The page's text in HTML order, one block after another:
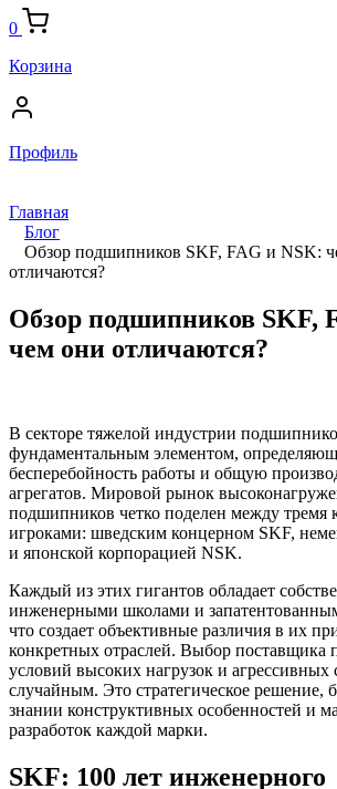
0
Корзина
Профиль
Главная
Блог
Обзор подшипников SKF, FAG и NSK:
отличаются?
Обзор подшипников SKF,
чем они отличаются?
В секторе тяжелой индустрии
фундаментальным элементом,
бесперебойность работы и общую
агрегатов. Мировой рынок
подшипников четко поделен между тремя
игроками: шведским концерном SKF,
и японской корпорацией NSK.
Каждый из этих гигантов обладает
инженерными школами и
что создает объективные различия в их
конкретных отраслей. Выбор поставщика
условий высоких нагрузок и агрессивных
случайным. Это стратегическое решение,
знании конструктивных особенностей и
разработок каждой марки.
SKF: 100 лет инженерного